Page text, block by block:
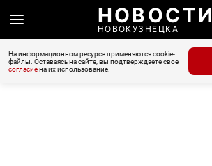
НОВОСТИ
НОВОКУЗНЕЦКА
На информационном ресурсе применяются cookie-
файлы. Оставаясь на сайте, вы подтверждаете свое
согласиена их использование.